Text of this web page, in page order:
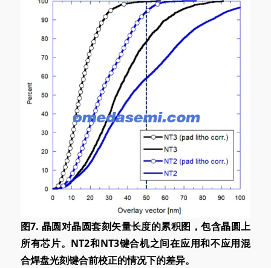
图7. 晶圆对晶圆套刻矢量长度的累积图，包含晶圆上
所有芯片。NT2和NT3键合机之间在应用和不应用混
合焊盘光刻键合前校正的情况下的差异。